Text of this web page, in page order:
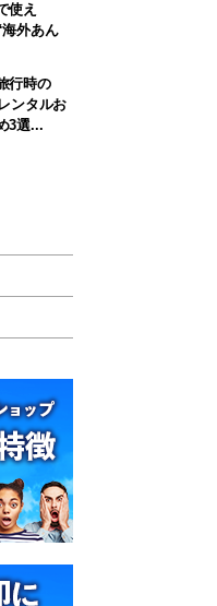
使え
海外あん
行時の
ンタルお
3選...